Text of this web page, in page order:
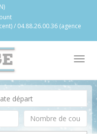
/ 04.88.26.00.36 (agence